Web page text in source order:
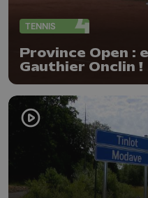
TENNIS
Province Open :
Gauthier Onclin !